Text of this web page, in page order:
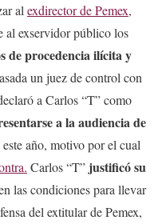
al exdirector de Pemex,
al exservidor público los
de procedencia ilícita y
un juez de control con
a Carlos “T” como
a la audiencia de
este año, motivo por el cual
Carlos “T” justificó su
las condiciones para llevar
del extitular de Pemex,